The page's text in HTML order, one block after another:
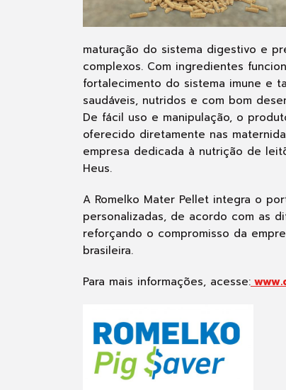
maturação do sistema digestivo e
complexos. Com ingredientes
fortalecimento do sistema imune e
saudáveis, nutridos e com bom
De fácil uso e manipulação, o
oferecido diretamente nas
empresa dedicada à nutrição de
Heus.
A Romelko Mater Pellet integra o
personalizadas, de acordo com as
reforçando o compromisso da
brasileira.
Para mais informações, acesse: